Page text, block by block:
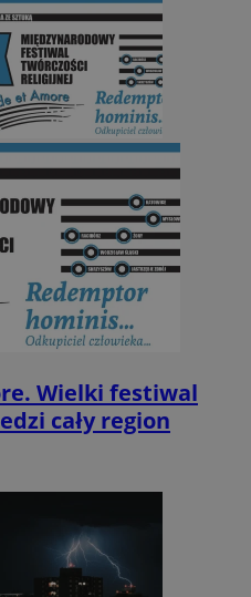
Wielki festiwal
cały region